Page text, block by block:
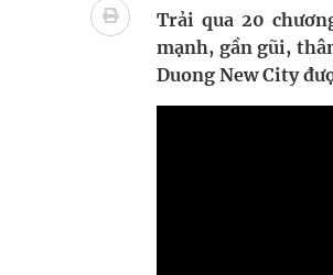
Pháp luật – Sức khỏe –
"Nền kinh tế bạc" có thể
Quảng Trị: Phát huy vai
Trải qua 20
mạnh, gần gũi,
Duong New City